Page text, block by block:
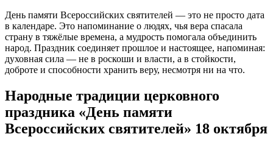
День памяти Всероссийских святителей — это не просто дата
в календаре. Это напоминание о людях, чья вера спасала
страну в тяжёлые времена, а мудрость помогала объединить
народ. Праздник соединяет прошлое и настоящее, напоминая:
духовная сила — не в роскоши и власти, а в стойкости,
доброте и способности хранить веру, несмотря ни на что.
Народные традиции церковного
праздника «День памяти
Всероссийских святителей» 18 октября